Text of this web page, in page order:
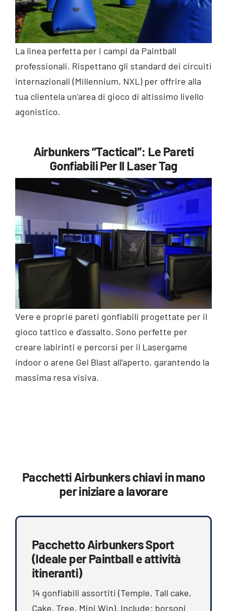
La linea perfetta per i campi da Paintball
professionali. Rispettano gli standard dei circuiti
internazionali (Millennium, NXL) per offrire alla
tua clientela un’area di gioco di altissimo livello
agonistico.
Airbunkers “Tactical”: Le Pareti
Gonfiabili Per Il Laser Tag
Vere e proprie pareti gonfiabili progettate per il
gioco tattico e d’assalto. Sono perfette per
creare labirinti e percorsi per il Lasergame
indoor o arene Gel Blast all’aperto, garantendo la
massima resa visiva.
Pacchetti Airbunkers chiavi in mano
per iniziare a lavorare
Pacchetto Airbunkers Sport
(Ideale per Paintball e attività
itineranti)
14 gonfiabili assortiti (Temple, Tall cake,
Cake, Tree, Mini Win). Include: borsoni